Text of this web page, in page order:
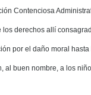
Contenciosa
los derechos allí
por el daño moral
al buen nombre, a los